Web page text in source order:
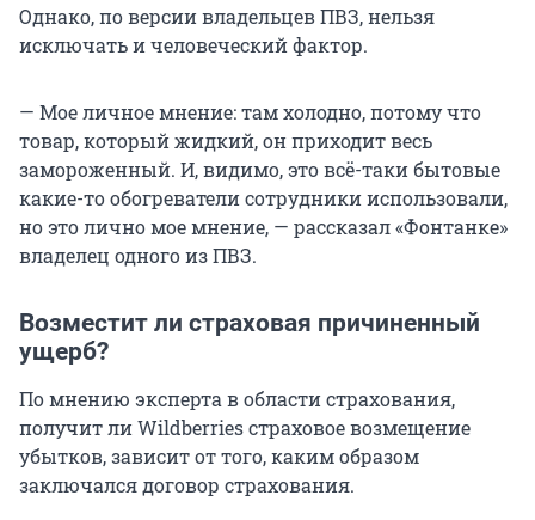
Однако, по версии владельцев ПВЗ, нельзя
исключать и человеческий фактор.
— Мое личное мнение: там холодно, потому что
товар, который жидкий, он приходит весь
замороженный. И, видимо, это всё-таки бытовые
какие-то обогреватели сотрудники использовали,
но это лично мое мнение, — рассказал «Фонтанке»
владелец одного из ПВЗ.
Возместит ли страховая причиненный
ущерб?
По мнению эксперта в области страхования,
получит ли Wildberries страховое возмещение
убытков, зависит от того, каким образом
заключался договор страхования.